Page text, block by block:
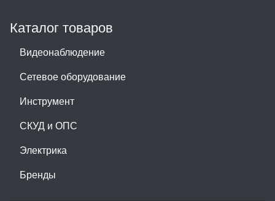
Каталог товаров
Видеонаблюдение
Сетевое оборудование
Инструмент
СКУД и ОПС
Электрика
Бренды